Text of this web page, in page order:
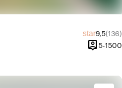
star9,5(136)
person_pin5-1500